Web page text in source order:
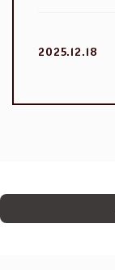
2025.12.18